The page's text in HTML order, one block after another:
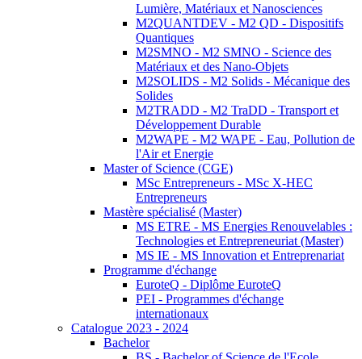
Lumière, Matériaux et Nanosciences
M2QUANTDEV - M2 QD - Dispositifs
Quantiques
M2SMNO - M2 SMNO - Science des
Matériaux et des Nano-Objets
M2SOLIDS - M2 Solids - Mécanique des
Solides
M2TRADD - M2 TraDD - Transport et
Développement Durable
M2WAPE - M2 WAPE - Eau, Pollution de
l'Air et Energie
Master of Science (CGE)
MSc Entrepreneurs - MSc X-HEC
Entrepreneurs
Mastère spécialisé (Master)
MS ETRE - MS Energies Renouvelables :
Technologies et Entrepreneuriat (Master)
MS IE - MS Innovation et Entreprenariat
Programme d'échange
EuroteQ - Diplôme EuroteQ
PEI - Programmes d'échange
internationaux
Catalogue 2023 - 2024
Bachelor